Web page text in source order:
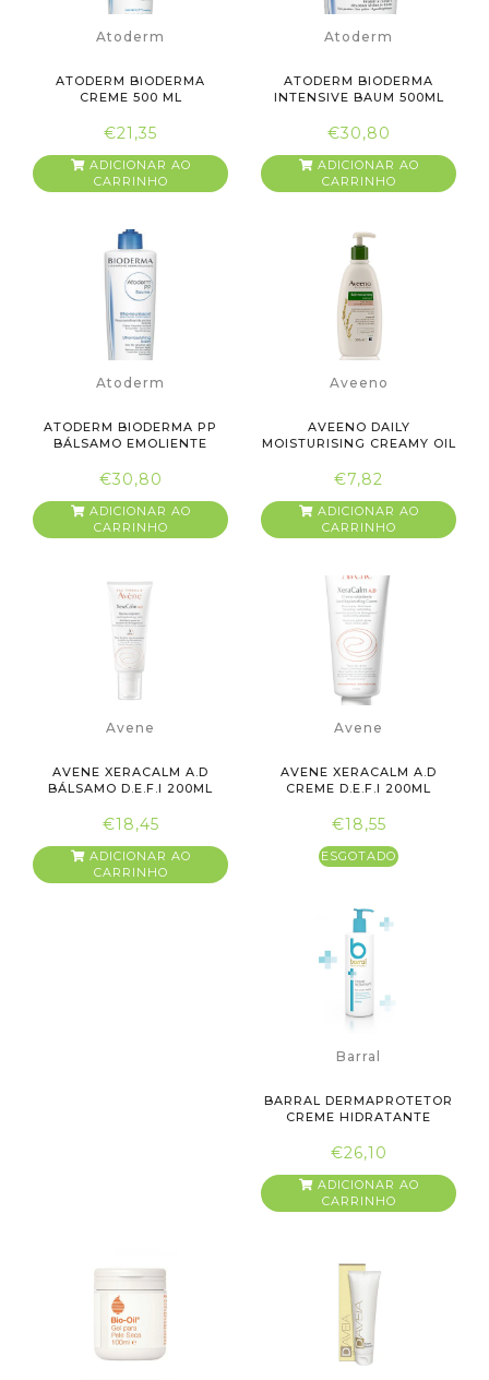
Atoderm
ATODERM BIODERMA
CREME 500 ML
€21,35
ADICIONAR AO
CARRINHO
Atoderm
ATODERM BIODERMA
INTENSIVE BAUM 500ML
€30,80
ADICIONAR AO
CARRINHO
Atoderm
ATODERM BIODERMA PP
BÁLSAMO EMOLIENTE
€30,80
ADICIONAR AO
CARRINHO
Aveeno
AVEENO DAILY
MOISTURISING CREAMY OIL
€7,82
ADICIONAR AO
CARRINHO
Avene
AVENE XERACALM A.D
BÁLSAMO D.E.F.I 200ML
€18,45
ADICIONAR AO
CARRINHO
Avene
AVENE XERACALM A.D
CREME D.E.F.I 200ML
€18,55
ESGOTADO
Barral
BARRAL DERMAPROTETOR
CREME HIDRATANTE
€26,10
ADICIONAR AO
CARRINHO